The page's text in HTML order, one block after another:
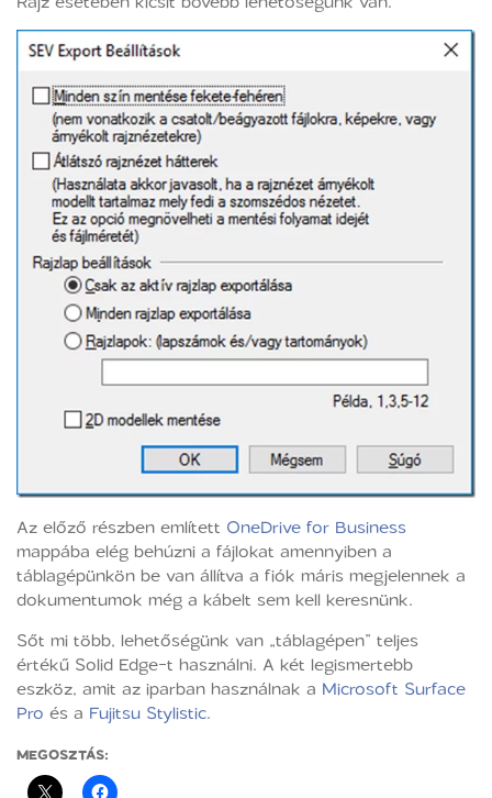
Az előző részben említett OneDrive for Business
mappába elég behúzni a fájlokat amennyiben a
táblagépünkön be van állítva a fiók máris megjelennek a
dokumentumok még a kábelt sem kell keresnünk.
Sőt mi több, lehetőségünk van „táblagépen” teljes
értékű Solid Edge-t használni. A két legismertebb
eszköz, amit az iparban használnak a Microsoft Surface
Pro és a Fujitsu Stylistic.
MEGOSZTÁS: